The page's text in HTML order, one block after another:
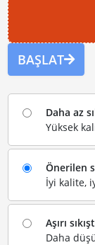
BAŞLAT
Daha az
Yüksek
Önerilen
İyi kalite,
Aşırı
Daha